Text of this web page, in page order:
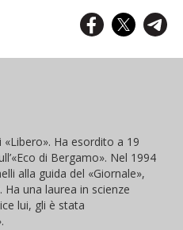
Ha esordito a 19
di Bergamo». Nel 1994
alla guida del «Giornale»,
una laurea in scienze
lui, gli è stata